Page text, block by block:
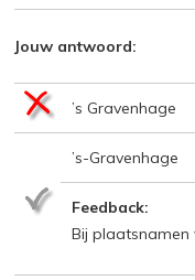
Jouw antwoord:
’s Gravenhage
’s-Gravenhage
Feedback:
Bij plaatsnamen